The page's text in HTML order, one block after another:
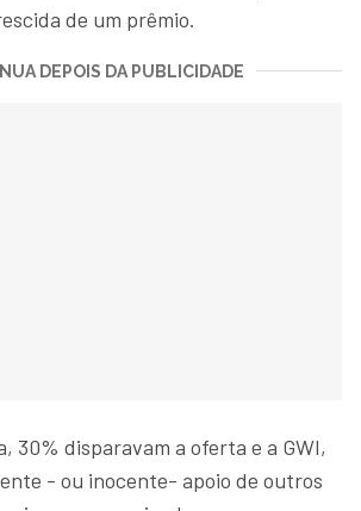
de um prêmio.
DEPOIS DA PUBLICIDADE
30% disparavam a oferta e a GWI,
- ou inocente- apoio de outros